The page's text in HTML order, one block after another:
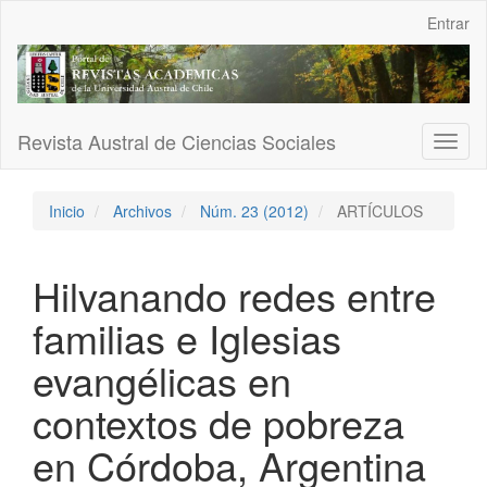
Contenido
principal
Barra
Entrar
Revista Austral de Ciencias Sociales
Inicio Archivos Núm. 23 (2012) ARTÍCULOS
Hilvanando redes entre
familias e Iglesias
evangélicas en
contextos de pobreza
en Córdoba, Argentina